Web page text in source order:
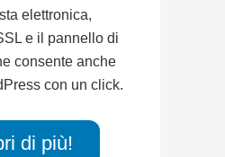
elettronica,
e il pannello di
consente anche
con un click.
di più!